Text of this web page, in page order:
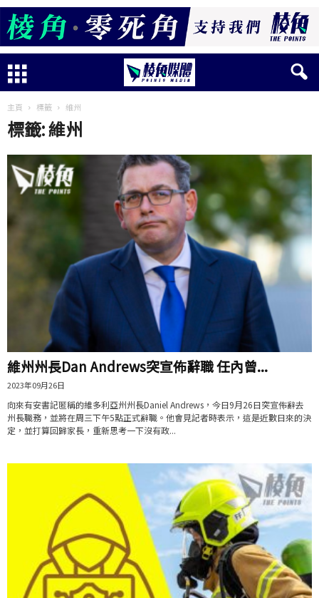
主頁 標籤 維州
標籤: 維州
維州州長Dan Andrews突宣佈辭職 任內曾...
2023年09月26日
向來有安書記匿稱的維多利亞州州長Daniel Andrews，今日9月26日突宣佈辭去
州長職務，並將在周三下午5點正式辭職。他會見記者時表示，這是近數日來的決
定，並打算回歸家長，重新思考一下沒有政...